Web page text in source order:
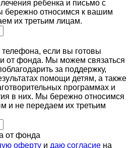
лечения ребенка и письмо с
бережно относимся к вашим
их третьим лицам.
если вы готовы
от фонда. Мы можем связаться
за поддержку,
помощи детям, а также
программах и
в них. Мы бережно относимся
и не передаем их третьим
от фонда
оферту и даю согласие на